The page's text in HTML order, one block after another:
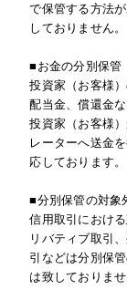
で保管する方法
しておりません。
■お金の分別保管
投資家（お客様
配当金、償還金
投資家（お客様
レーターへ送金
応しております
■分別保管の対象
信用取引におけ
リバティブ取引
引などは分別保
は致しておりませ